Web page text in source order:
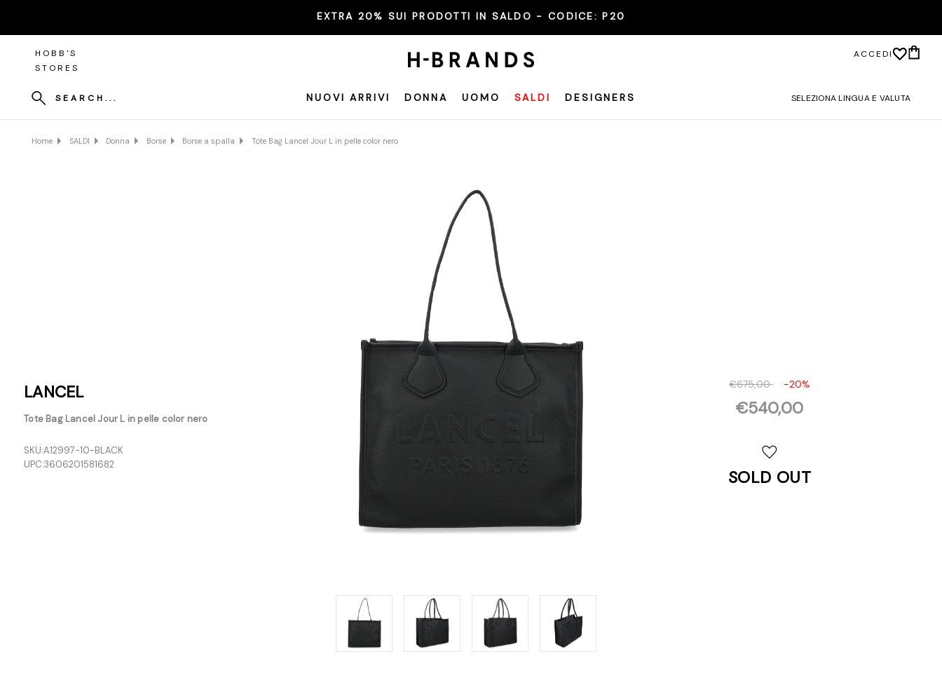
EXTRA 20% SUI PRODOTTI IN SALDO - CODICE:P20
HOBB'S
STORES
ACCEDI
SEARCH... NUOVI ARRIVI DONNA UOMO SALDI DESIGNERS SELEZIONA LINGUA E VALUTA
Home SALDI Donna Borse Borse a spalla Tote Bag Lancel Jour L in pelle color nero
LANCEL
Tote Bag Lancel Jour L in pelle color nero
SKU:A12997-10-BLACK
UPC:3606201581682
€675,00 -20%
€540,00
SOLD OUT